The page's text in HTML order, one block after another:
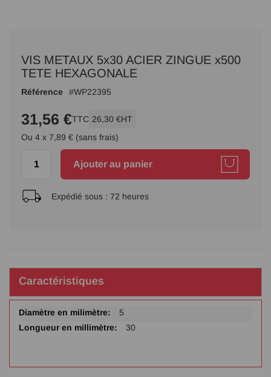
début
Galerie
VIS METAUX 5x30 ACIER ZINGUE x500
TETE HEXAGONALE
Référence WP22395
31,56 €TTC 26,30 €HT
Ou 4 x 7,89 € (sans frais)
Ajouter au panier
Expédié sous : 72 heures
Caractéristiques
Plus
d'infos
5
30